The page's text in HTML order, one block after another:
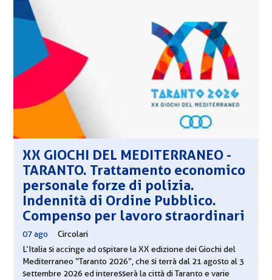
XX GIOCHI DEL MEDITERRANEO -
TARANTO. Trattamento economico
personale forze di polizia.
Indennità di Ordine Pubblico.
Compenso per lavoro straordinari
07 ago
Circolari
L’Italia si accinge ad ospitare la XX edizione dei Giochi del
Mediterraneo “Taranto 2026”, che si terrà dal 21 agosto al 3
settembre 2026 ed interesserà la città di Taranto e varie